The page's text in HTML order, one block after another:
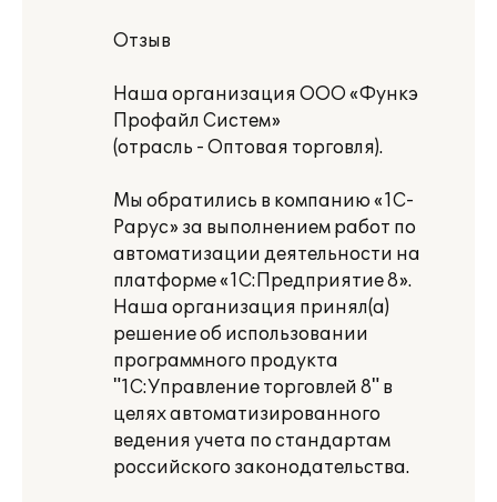
Отзыв
Наша организация ООО «Функэ
Профайл Систем»
(отрасль - Оптовая торговля).
Мы обратились в компанию «1С-
Рарус» за выполнением работ по
автоматизации деятельности на
платформе «1С:Предприятие 8».
Наша организация принял(а)
решение об использовании
программного продукта
"1С:Управление торговлей 8" в
целях автоматизированного
ведения учета по стандартам
российского законодательства.